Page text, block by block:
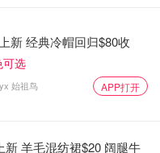
布包装的食品真空压缩
用途🧽 外层设计：左边
封口机和拉链袋才能使
调控板。内层设计：有
盘。盛水盘可以拿出来
不能碰水。
新 经典冷帽回归$80收
可选
始祖鸟 APP打开
新 羊毛混纺裙$20 阔腿牛